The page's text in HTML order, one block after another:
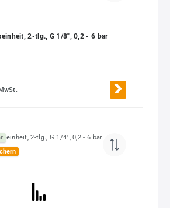
2-tlg., G 1/8", 0,2 - 6 bar